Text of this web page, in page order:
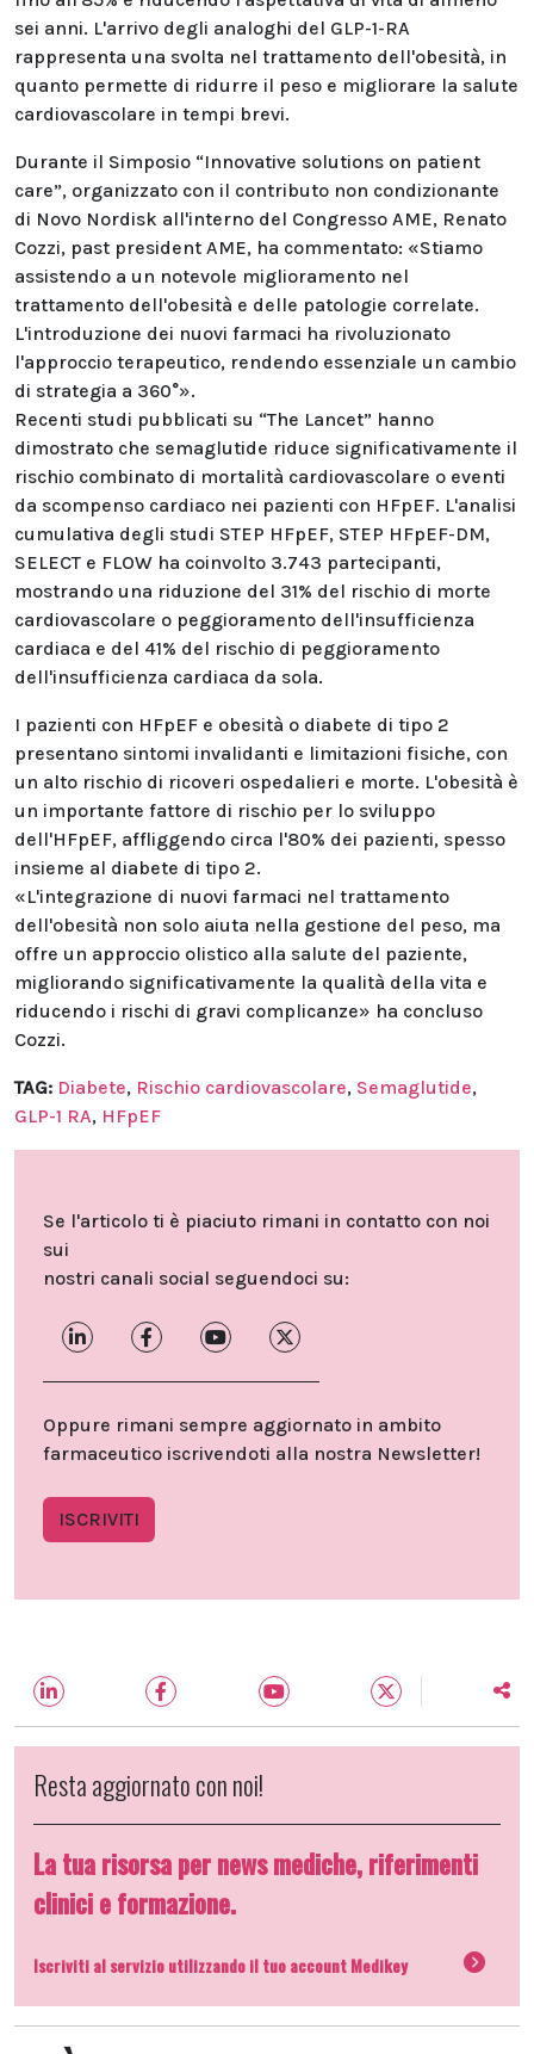
sei anni. L'arrivo degli analoghi del GLP-1-RA
rappresenta una svolta nel trattamento dell'obesità, in
quanto permette di ridurre il peso e migliorare la salute
cardiovascolare in tempi brevi.
Durante il Simposio “Innovative solutions on patient
care”, organizzato con il contributo non condizionante
di Novo Nordisk all'interno del Congresso AME, Renato
Cozzi, past president AME, ha commentato: «Stiamo
assistendo a un notevole miglioramento nel
trattamento dell'obesità e delle patologie correlate.
L'introduzione dei nuovi farmaci ha rivoluzionato
l'approccio terapeutico, rendendo essenziale un cambio
di strategia a 360°».
Recenti studi pubblicati su “The Lancet” hanno
dimostrato che semaglutide riduce significativamente il
rischio combinato di mortalità cardiovascolare o eventi
da scompenso cardiaco nei pazienti con HFpEF. L'analisi
cumulativa degli studi STEP HFpEF, STEP HFpEF-DM,
SELECT e FLOW ha coinvolto 3.743 partecipanti,
mostrando una riduzione del 31% del rischio di morte
cardiovascolare o peggioramento dell'insufficienza
cardiaca e del 41% del rischio di peggioramento
dell'insufficienza cardiaca da sola.
I pazienti con HFpEF e obesità o diabete di tipo 2
presentano sintomi invalidanti e limitazioni fisiche, con
un alto rischio di ricoveri ospedalieri e morte. L'obesità è
un importante fattore di rischio per lo sviluppo
dell'HFpEF, affliggendo circa l'80% dei pazienti, spesso
insieme al diabete di tipo 2.
«L'integrazione di nuovi farmaci nel trattamento
dell'obesità non solo aiuta nella gestione del peso, ma
offre un approccio olistico alla salute del paziente,
migliorando significativamente la qualità della vita e
riducendo i rischi di gravi complicanze» ha concluso
Cozzi.
TAG: Diabete, Rischio cardiovascolare, Semaglutide,
GLP-1 RA, HFpEF
Se l'articolo ti è piaciuto rimani in contatto con noi
sui
nostri canali social seguendoci su:
Oppure rimani sempre aggiornato in ambito
farmaceutico iscrivendoti alla nostra Newsletter!
ISCRIVITI
Resta aggiornato con noi!
La tua risorsa per news mediche, riferimenti
clinici e formazione.
Iscriviti al servizio utilizzando il tuo account Medikey